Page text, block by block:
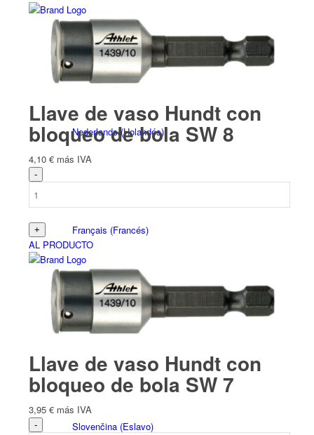
Čeština(Checo)
Nederlands(Holandés)
Français (Francés)
Italiano
Slovenčina(Eslavo)
Llave de vaso Hundt con
bloqueo de bola SW 8
4,10 € más IVA
AL PRODUCTO
Llave de vaso Hundt con
bloqueo de bola SW 7
3,95 € más IVA